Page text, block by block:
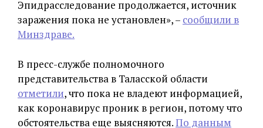
Эпидрасследование продолжается, источник
заражения пока не установлен», – сообщили в
Минздраве.
В пресс-службе полномочного
представительства в Таласской области
отметили, что пока не владеют информацией,
как коронавирус проник в регион, потому что
обстоятельства еще выясняются.По данным